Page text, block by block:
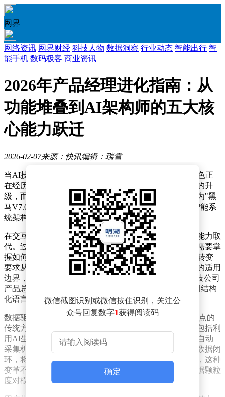
网界
网络资讯 网界财经 科技人物 数据洞察 行业动态 智能出行 智
能手机 数码极客 商业资讯
2026年产品经理进化指南：从
功能堆叠到AI架构师的五大核
心能力跃迁
2026-02-07来源：快讯编辑：瑞雪
当AI技术深度渗透到产品开发领域，传统产品经理的角色正
在经历一场颠覆性变革。这场变革不再局限于工具层面的升
级，而是从底层思维到核心能力的系统性重构。在被称为"黑
马V7.0"的新范式中，产品经理正从功能堆叠者转型为智能系
统架构师，其能力模型呈现出五大显著特征。
在交互设计领域，传统的流程图绘制技能正被模型调优能力取
代。过去聚焦于按钮位置和页面跳转的产品经理，如今需要掌
握如何通过精准的提示词设计引导AI输出最优解。这种转变
要求从业者具备双重认知：既要理解规则引擎与大模型的适用
边界，又要掌握稳定模型输出的Prompt工程技巧。某科技公司
产品总监指出："现在的产品经理更像AI训练师，需要用结构
化语言将用户需求转化为模型可理解的指令。"
数据驱动模式迎来2.0时代升级。区别于依赖用户行为埋点的
传统方式，新一代产品经理需要构建动态数据飞轮。这包括利
用AI生成合成数据完成模型冷启动，以及设计用户反馈自动
采集机制实现模型微调。某智能客服产品团队通过优化数据闭
环，将模型迭代周期从3个月缩短至2周。值得注意的是，这种
变革不要求产品经理具备编程能力，但需要深刻理解数据颗粒
度对模型精度的决定性影响。
微信截图识别或微信按住识别，关注公
众号回复数字1获得阅读码
确定